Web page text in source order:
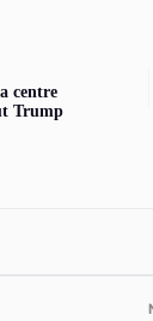
centre
Trump